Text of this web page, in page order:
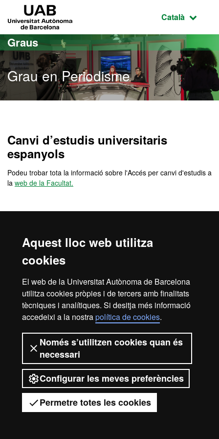
Aquest lloc web utilitza
cookies
El web de la Universitat Autònoma de Barcelona
utilitza cookies pròpies i de tercers amb finalitats
tècniques i analítiques. Si desitja més informació
accedeixi a la nostrapolítica de cookies.
Només s’utilitzen cookies quan és
necessari
Configurar les meves preferències
Permetre totes les cookies
Ves al contingut principal
Ves a la navegació de la pàgina
Idioma
Català
Graus
Grau en Periodisme
Tens dubtes?
Canvi d’estudis universitaris
espanyols
Podeu trobar tota la informació sobre l'Accés per canvi d'estudis a
la web de la Facultat.
Accessibilitat web
Mapa del web UAB
2026 Universitat Autònoma de
Barcelona